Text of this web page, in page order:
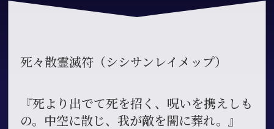
死々散霊滅符（シシサンレイメップ）
『死より出でて死を招く、呪いを携えしも
の。中空に散じ、我が敵を闇に葬れ。』